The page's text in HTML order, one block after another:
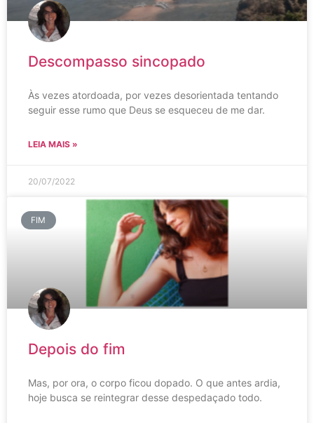
Descompasso sincopado
Às vezes atordoada, por vezes desorientada tentando
seguir esse rumo que Deus se esqueceu de me dar.
LEIA MAIS »
20/07/2022
FIM
Depois do fim
Mas, por ora, o corpo ficou dopado. O que antes ardia,
hoje busca se reintegrar desse despedaçado todo.